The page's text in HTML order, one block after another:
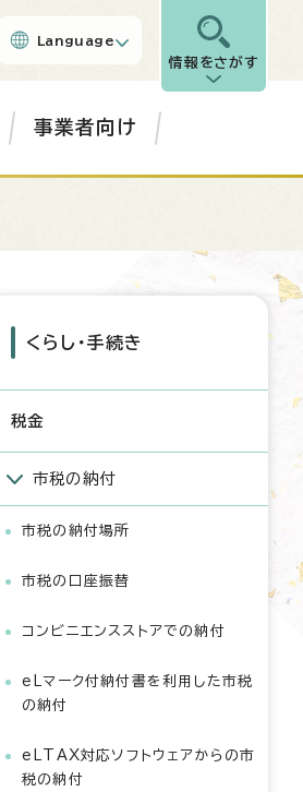
Language
情報をさがす
事業者向け
くらし・手続き
税金
市税の納付
市税の納付場所
市税の口座振替
コンビニエンスストアでの納付
eLマーク付納付書を利用した市税
の納付
eLTAX対応ソフトウェアからの市
税の納付